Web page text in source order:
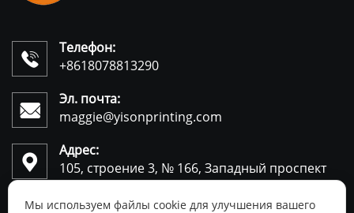

Телефон:
+8618078813290

Эл. почта:
maggie@yisonprinting.com

Адрес:
105, строение 3, № 166, Западный проспект
Инбинь, Гуанчжоу, провинция Гуандун,
Китай
Мы используем файлы cookie для улучшения вашего